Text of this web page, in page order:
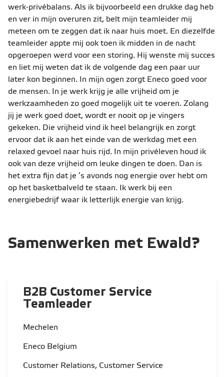
werk-privébalans. Als ik bijvoorbeeld een drukke dag heb
en ver in mijn overuren zit, belt mijn teamleider mij
meteen om te zeggen dat ik naar huis moet. En diezelfde
teamleider appte mij ook toen ik midden in de nacht
opgeroepen werd voor een storing. Hij wenste mij succes
en liet mij weten dat ik de volgende dag een paar uur
later kon beginnen. In mijn ogen zorgt Eneco goed voor
de mensen. In je werk krijg je alle vrijheid om je
werkzaamheden zo goed mogelijk uit te voeren. Zolang
jij je werk goed doet, wordt er nooit op je vingers
gekeken. Die vrijheid vind ik heel belangrijk en zorgt
ervoor dat ik aan het einde van de werkdag met een
relaxed gevoel naar huis rijd. In mijn privéleven houd ik
ook van deze vrijheid om leuke dingen te doen. Dan is
het extra fijn dat je ’s avonds nog energie over hebt om
op het basketbalveld te staan. Ik werk bij een
energiebedrijf waar ik letterlijk energie van krijg.
Samenwerken met Ewald?
B2B Customer Service
Teamleader​
Mechelen
Eneco Belgium
Customer Relations, Customer Service